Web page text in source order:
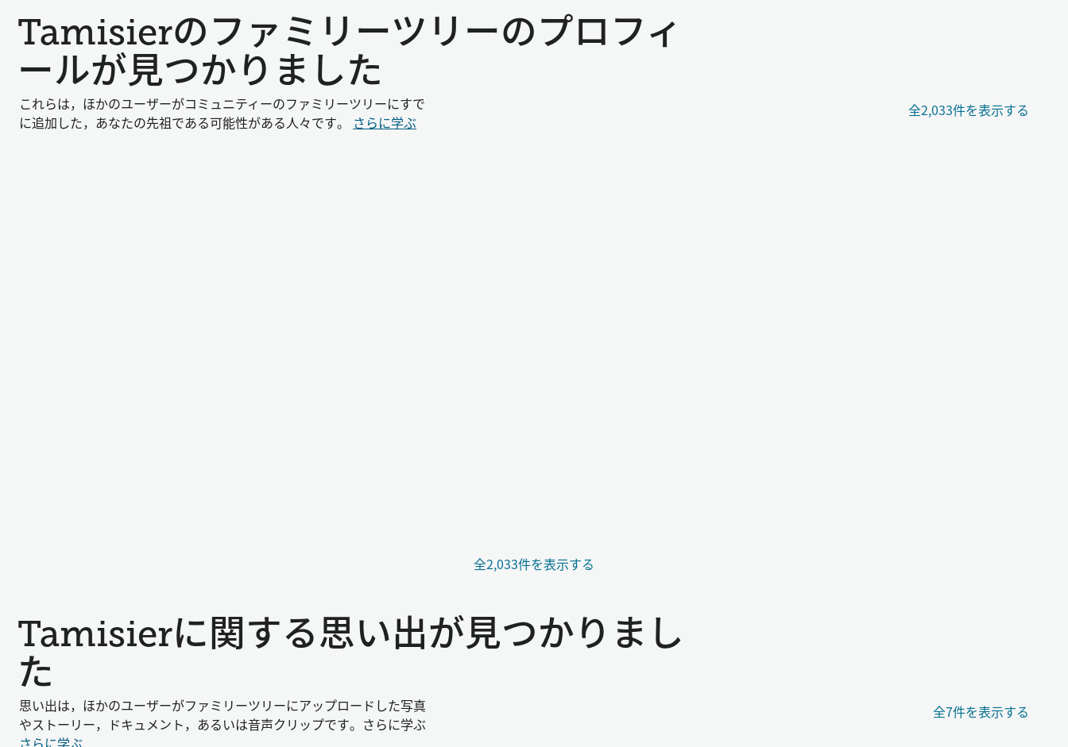
Tamisierのファミリーツリーのプロフィ
ールが見つかりました
これらは，ほかのユーザーがコミュニティーのファミリーツリーにすで
に追加した，あなたの先祖である可能性がある人々です。 さらに学ぶ
全2,033件を表示する
全2,033件を表示する
Tamisierに関する思い出が見つかりまし
た
思い出は，ほかのユーザーがファミリーツリーにアップロードした写真
やストーリー，ドキュメント，あるいは音声クリップです。さらに学ぶ
さらに学ぶ
全7件を表示する